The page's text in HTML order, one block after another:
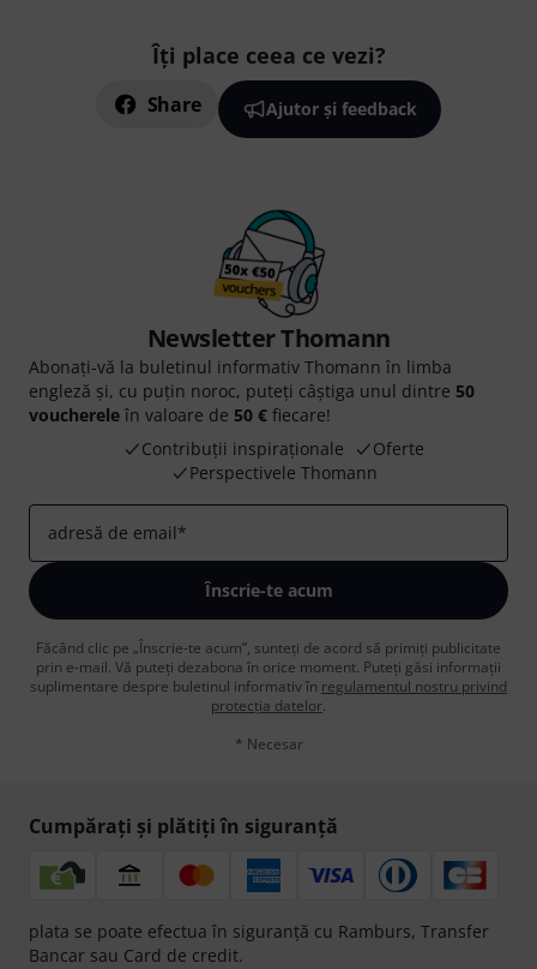
Îți place ceea ce vezi?
Share Ajutor și feedback
Newsletter Thomann
Abonați-vă la buletinul informativ Thomann în limba
engleză și, cu puțin noroc, puteți câștiga unul dintre 50
voucherele în valoare de 50 € fiecare!
Contribuții inspiraționale
Oferte
Perspectivele Thomann
adresă de email*
Înscrie-te acum
Făcând clic pe „Înscrie-te acum”, sunteți de acord să primiți publicitate
prin e-mail. Vă puteți dezabona în orice moment. Puteți găsi informații
suplimentare despre buletinul informativ în regulamentul nostru privind
protecția datelor.
* Necesar
Cumpărați și plătiți în siguranță
plata se poate efectua în siguranță cu Ramburs, Transfer
Bancar sau Card de credit.